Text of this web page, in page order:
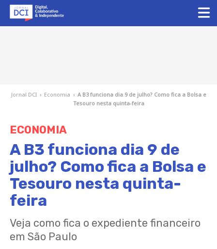
Jornal DCI › Economia › A B3 funciona dia 9 de julho? Como fica a Bolsa e
Tesouro nesta quinta-feira
ECONOMIA
A B3 funciona dia 9 de
julho? Como fica a Bolsa e
Tesouro nesta quinta-
feira
Veja como fica o expediente financeiro
em São Paulo